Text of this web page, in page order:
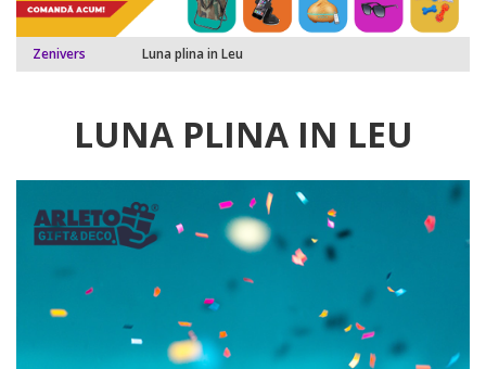
Zenivers Luna plina in Leu
LUNA PLINA IN LEU